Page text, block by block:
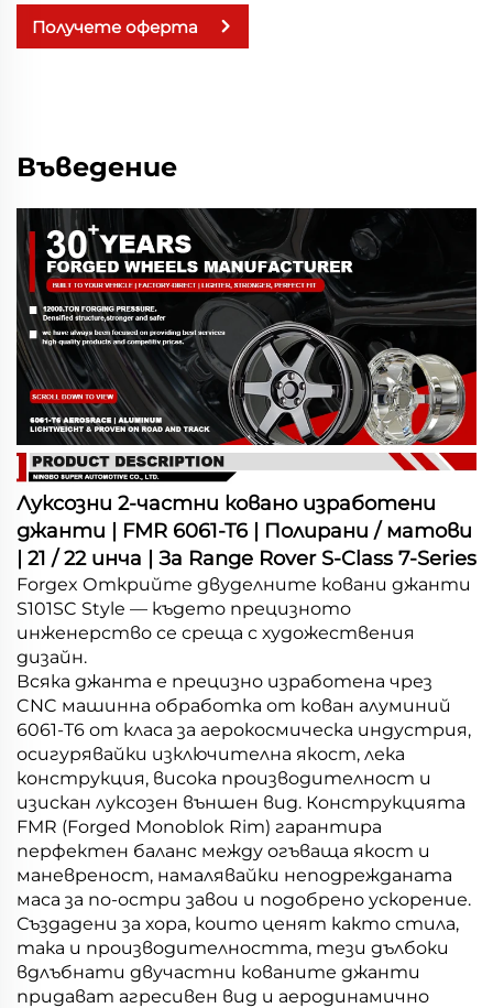
Получете оферта
Въведение
Луксозни 2-частни ковано изработени
джанти | FMR 6061-T6 | Полирани / матови
| 21 / 22 инча | За Range Rover S-Class 7-Series
Forgex Открийте двуделните ковани джанти
S101SC Style — където прецизното
инженерство се среща с художествения
дизайн.
Всяка джанта е прецизно изработена чрез
CNC машинна обработка от кован алуминий
6061-T6 от класа за аерокосмическа индустрия,
осигурявайки изключителна якост, лека
конструкция, висока производителност и
изискан луксозен външен вид. Конструкцията
FMR (Forged Monoblok Rim) гарантира
перфектен баланс между огъваща якост и
маневреност, намалявайки неподрежданата
маса за по-остри завои и подобрено ускорение.
Създадени за хора, които ценят както стила,
така и производителността, тези дълбоки
вдлъбнати двучастни кованите джанти
придават агресивен вид и аеродинамично